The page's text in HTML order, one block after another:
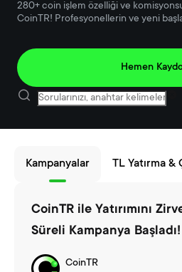
280+ coin işlem özelliği ve
CoinTR! Profesyonellerin ve yeni
Hemen
Kampanyalar TL Yatırma &
CoinTR ile Yatırımını
Süreli Kampanya Başladı!
CoinTR